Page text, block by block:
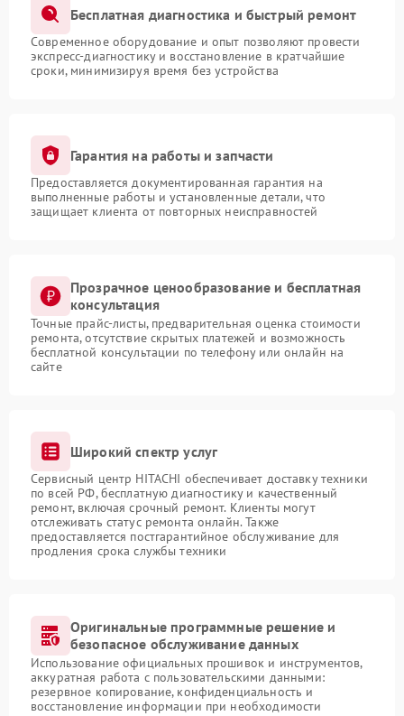
Бесплатная диагностика и быстрый ремонт
Современное оборудование и опыт позволяют провести
экспресс-диагностику и восстановление в кратчайшие
сроки, минимизируя время без устройства
Гарантия на работы и запчасти
Предоставляется документированная гарантия на
выполненные работы и установленные детали, что
защищает клиента от повторных неисправностей
Прозрачное ценообразование и бесплатная
консультация
Точные прайс-листы, предварительная оценка стоимости
ремонта, отсутствие скрытых платежей и возможность
бесплатной консультации по телефону или онлайн на
сайте
Широкий спектр услуг
Сервисный центр HITACHI обеспечивает доставку техники
по всей РФ, бесплатную диагностику и качественный
ремонт, включая срочный ремонт. Клиенты могут
отслеживать статус ремонта онлайн. Также
предоставляется постгарантийное обслуживание для
продления срока службы техники
Оригинальные программные решение и
безопасное обслуживание данных
Использование официальных прошивок и инструментов,
аккуратная работа с пользовательскими данными:
резервное копирование, конфиденциальность и
восстановление информации при необходимости